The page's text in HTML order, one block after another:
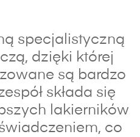
specjalistyczną
dzięki której
są bardzo
składa się
lakierników
co